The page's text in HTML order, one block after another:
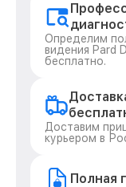
Определим
видения Pard
бесплатно.
Доставим
курьером в
Полная